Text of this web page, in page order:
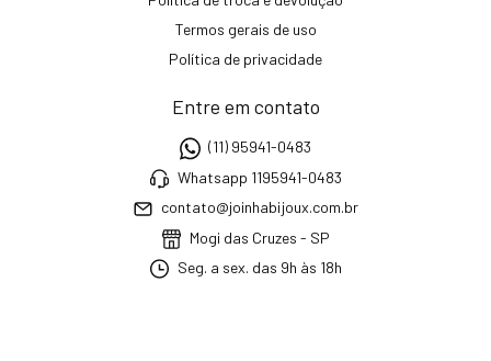
Termos gerais de uso
Política de privacidade
Entre em contato
(11) 95941-0483
Whatsapp 1195941-0483
contato@joinhabijoux.com.br
Mogi das Cruzes - SP
Seg. a sex. das 9h às 18h